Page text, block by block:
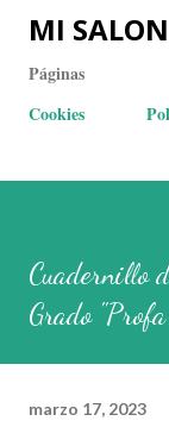
MI
Páginas
Cookies
Cuadernillo
Grado
marzo 17, 2023